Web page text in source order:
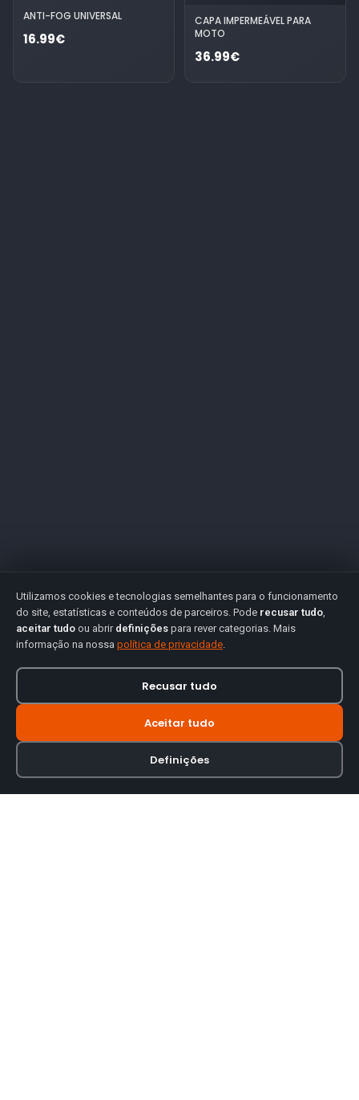
ANTI-FOG UNIVERSAL
16.99€
CAPA IMPERMEÁVEL PARA
MOTO
36.99€
Utilizamos cookies e tecnologias semelhantes para o funcionamento
do site, estatísticas e conteúdos de parceiros. Pode recusar tudo,
aceitar tudo ou abrir definições para rever categorias. Mais
informação na nossa política de privacidade.
Recusar tudo
Aceitar tudo
Definições